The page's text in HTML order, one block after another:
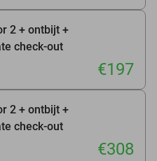
2 + ontbijt +
check-out
€197
2 + ontbijt +
check-out
€308